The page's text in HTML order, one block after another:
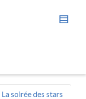
La soirée des stars